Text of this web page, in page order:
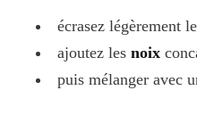
écrasez légèrement
ajoutez lesnoix
puis mélanger avec